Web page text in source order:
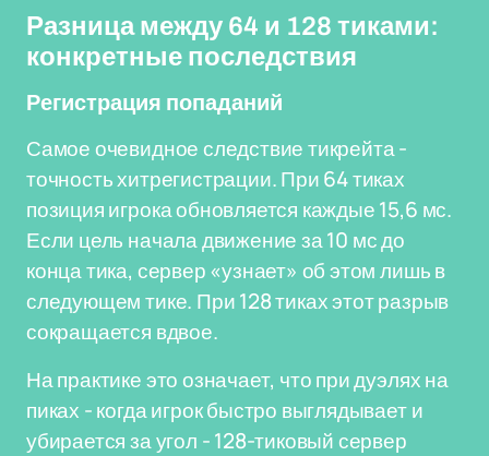
Разница между 64 и 128 тиками:
конкретные последствия
Регистрация попаданий
Самое очевидное следствие тикрейта -
точность хитрегистрации. При 64 тиках
позиция игрока обновляется каждые 15,6 мс.
Если цель начала движение за 10 мс до
конца тика, сервер «узнает» об этом лишь в
следующем тике. При 128 тиках этот разрыв
сокращается вдвое.
На практике это означает, что при дуэлях на
пиках - когда игрок быстро выглядывает и
убирается за угол - 128-тиковый сервер